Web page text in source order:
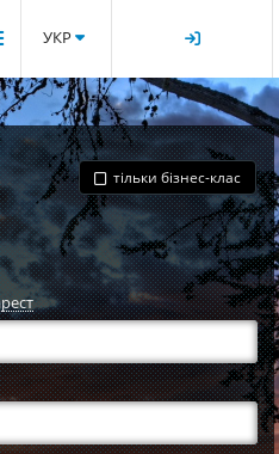
УКР
тільки бізнес-клас